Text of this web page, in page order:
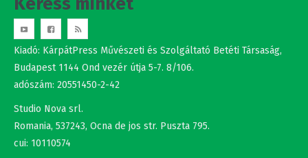
Kiadó: KárpátPress Művészeti és Szolgáltató Betéti Társaság,
Budapest 1144 Ond vezér útja 5-7. 8/106.
adószám: 20551450-2-42
Studio Nova srl.
cui: 10110574